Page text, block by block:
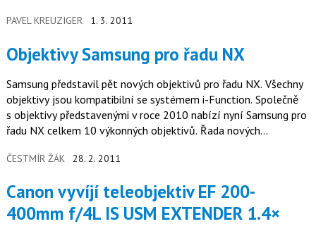
PAVEL KREUZIGER 1. 3. 2011
Objektivy Samsung pro řadu NX
Samsung představil pět nových objektivů pro řadu NX. Všechny
objektivy jsou kompatibilní se systémem i-Function. Společně
s objektivy představenými v roce 2010 nabízí nyní Samsung pro
řadu NX celkem 10 výkonných objektivů. Řada nových
ČESTMÍR ŽÁK 28. 2. 2011
Canon vyvíjí teleobjektiv EF 200-
400mm f/4L IS USM EXTENDER 1.4×